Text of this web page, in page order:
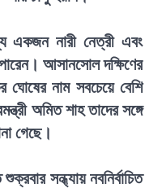
একজন নারী নেত্রী এবং
আসানসোল দক্ষিণের
ঘোষের নাম সবচেয়ে বেশি
অমিত শাহ তাদের সঙ্গে
গেছে।
সন্ধ্যায় নবনির্বাচিত